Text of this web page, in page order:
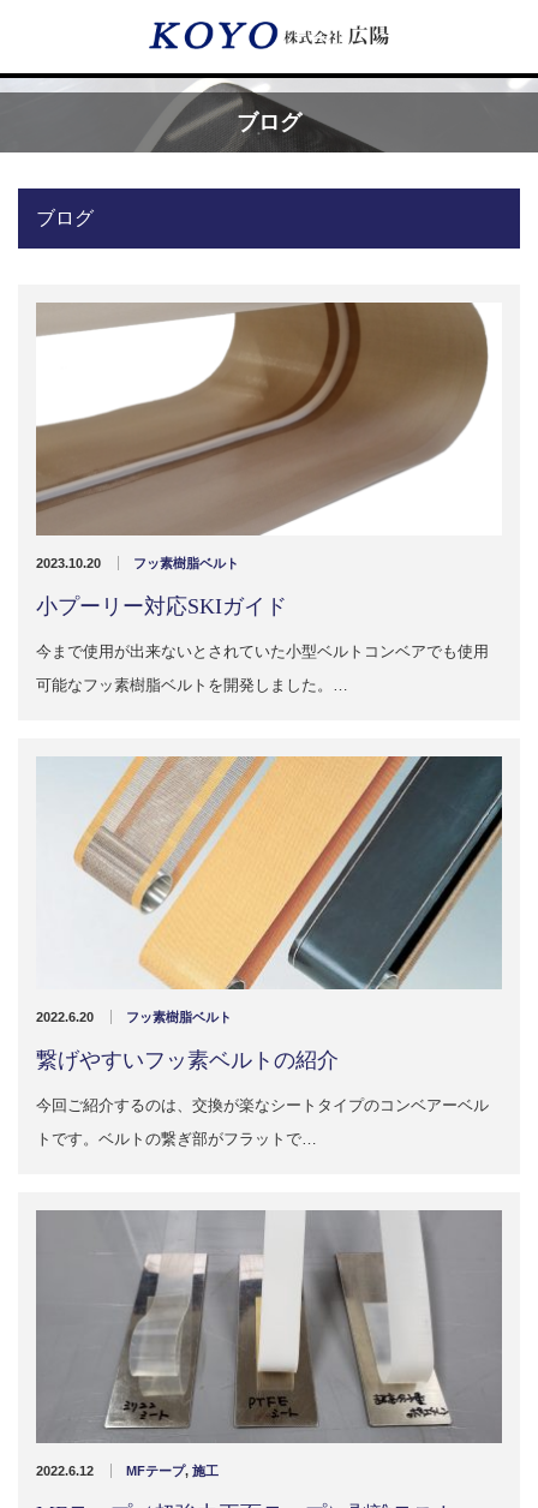
ブログ
ブログ
2023.10.20 フッ素樹脂ベルト
小プーリー対応SKIガイド
今まで使用が出来ないとされていた小型ベルトコンベアでも使用
可能なフッ素樹脂ベルトを開発しました。…
2022.6.20 フッ素樹脂ベルト
繋げやすいフッ素ベルトの紹介
今回ご紹介するのは、交換が楽なシートタイプのコンベアーベル
トです。ベルトの繋ぎ部がフラットで…
2022.6.12 MFテープ, 施工
Menu
HOME
広陽が選ばれる理由
フッ素樹脂コーティング
取付工事・メンテナンス
販売製品
よくある質問
納品までの流れ
会社案内/カタログ
会社案内カタログ（PDF）
カビこんコートカタログ（PDF）
カビこんばいカタログ（PDF）
MFライニングカタログ（PDF）
ガラスクロスHT-FLカタログ（PDF）
型ベルトコンベアでも使用可能なフッ
素樹脂ベルトを開発…
2022.6.20
今回ご紹介するのは、交換が楽なシー
トタイプのコンベアーベルトです。ベ
ルトの繋ぎ…
2022.6.12
を固定し、テスト機材を引張り試験機
にか…
2022.6.10
今、結露、湿気などの問い合わせが増
印刷塗工工程で溶剤系塗料をご使用の
場合、静電気により塗料に引火し火災
が発生する…